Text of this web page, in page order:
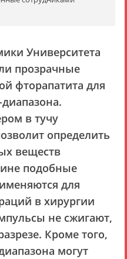
Университета
прозрачные
фторапатита для
в тучу
определить
веществ
подобные
для
в хирургии
не сжигают,
Кроме того,
могут